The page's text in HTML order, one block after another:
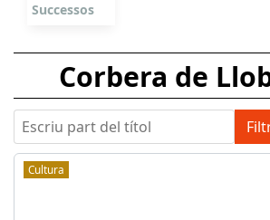
Successos
Corbera de
Escriu part del títol
Cultura